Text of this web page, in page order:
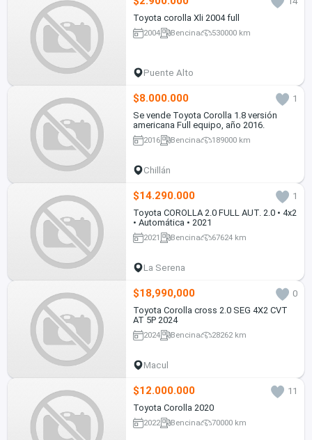
Toyota corolla Xli 2004 full
2004 Bencina 530000 km
Puente Alto
$8.000.000
1
Se vende Toyota Corolla 1.8 versión
americana Full equipo, año 2016.
2016 Bencina 189000 km
Chillán
$14.290.000
1
Toyota COROLLA 2.0 FULL AUT. 2.0 • 4x2
• Automática • 2021
2021 Bencina 67624 km
La Serena
$18,990,000
0
Toyota Corolla cross 2.0 SEG 4X2 CVT
AT 5P 2024
2024 Bencina 28262 km
Macul
$12.000.000
11
Toyota Corolla 2020
2022 Bencina 70000 km